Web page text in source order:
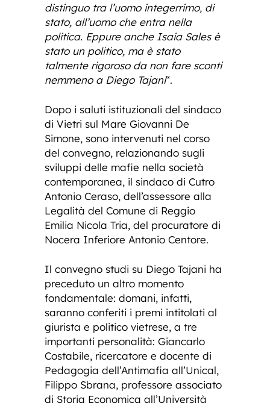
distinguo tra l’uomo integerrimo, di
stato, all’uomo che entra nella
politica. Eppure anche Isaia Sales è
stato un politico, ma è stato
talmente rigoroso da non fare sconti
nemmeno a Diego Tajani“.
Dopo i saluti istituzionali del sindaco
di Vietri sul Mare Giovanni De
Simone, sono intervenuti nel corso
del convegno, relazionando sugli
sviluppi delle mafie nella società
contemporanea, il sindaco di Cutro
Antonio Ceraso, dell’assessore alla
Legalità del Comune di Reggio
Emilia Nicola Tria, del procuratore di
Nocera Inferiore Antonio Centore.
Il convegno studi su Diego Tajani ha
preceduto un altro momento
fondamentale: domani, infatti,
saranno conferiti i premi intitolati al
giurista e politico vietrese, a tre
importanti personalità: Giancarlo
Costabile, ricercatore e docente di
Pedagogia dell’Antimafia all’Unical,
Filippo Sbrana, professore associato
di Storia Economica all’Università